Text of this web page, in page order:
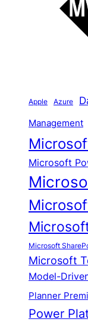
Apple Azure
Management
Microsoft
Microsoft
Microsoft
Model-
Planner
Power